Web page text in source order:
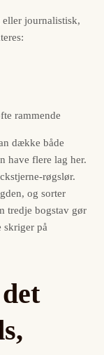
journalistisk,
rammende
dække både
have flere lag her.
røgslør.
og sorter
tredje bogstav gør
skriger på